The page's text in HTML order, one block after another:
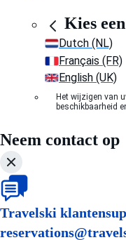
Kies
Dutch (NL)
Français (FR)
English (UK)
Het wijzigen van
beschikbaarheid
Neem contact op
Travelski